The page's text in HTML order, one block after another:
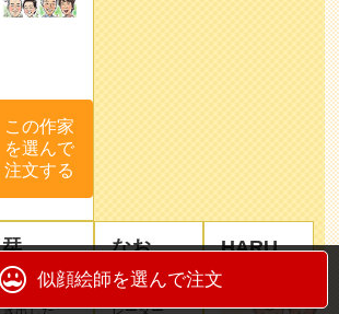
この作家
を選んで
注文する
栞
お客様の
笑顔を引
き出した
なお
さん
イラスト
レーター
HARU
似顔絵師を選んで注文